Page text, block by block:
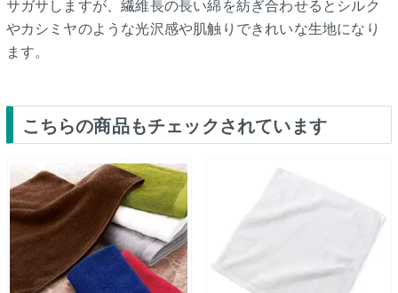
サガサしますが、繊維長の長い綿を紡ぎ合わせるとシルク
やカシミヤのような光沢感や肌触りできれいな生地になり
ます。
こちらの商品もチェックされています